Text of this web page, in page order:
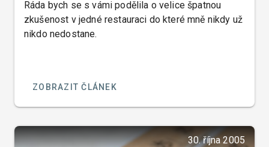
Ráda bych se s vámi podělila o velice špatnou
zkušenost v jedné restauraci do které mně nikdy už
nikdo nedostane.
ZOBRAZIT ČLÁNEK
30. října 2005